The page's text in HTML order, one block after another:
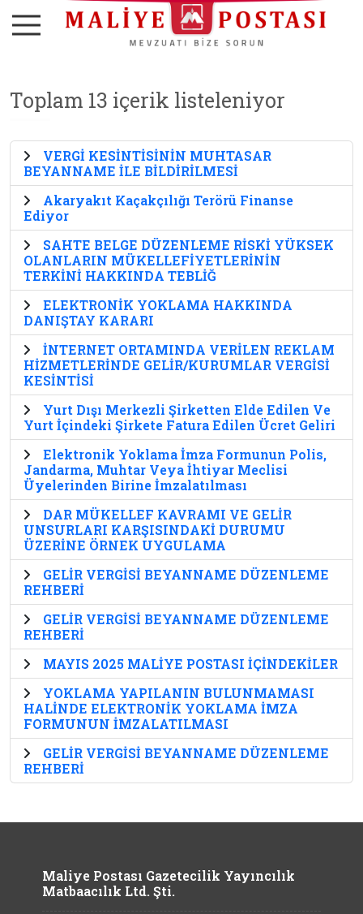
Toplam 13 içerik listeleniyor
VERGİ KESİNTİSİNİN MUHTASAR
BEYANNAME İLE BİLDİRİLMESİ
Akaryakıt Kaçakçılığı Terörü Finanse
Ediyor
SAHTE BELGE DÜZENLEME RİSKİ YÜKSEK
OLANLARIN MÜKELLEFİYETLERİNİN
TERKİNİ HAKKINDA TEBLİĞ
ELEKTRONİK YOKLAMA HAKKINDA
DANIŞTAY KARARI
İNTERNET ORTAMINDA VERİLEN REKLAM
HİZMETLERİNDE GELİR/KURUMLAR VERGİSİ
KESİNTİSİ
Yurt Dışı Merkezli Şirketten Elde Edilen Ve
Yurt İçindeki Şirkete Fatura Edilen Ücret Geliri
Elektronik Yoklama İmza Formunun Polis,
Jandarma, Muhtar Veya İhtiyar Meclisi
Üyelerinden Birine İmzalatılması
DAR MÜKELLEF KAVRAMI VE GELİR
UNSURLARI KARŞISINDAKİ DURUMU
ÜZERİNE ÖRNEK UYGULAMA
GELİR VERGİSİ BEYANNAME DÜZENLEME
REHBERİ
GELİR VERGİSİ BEYANNAME DÜZENLEME
REHBERİ
MAYIS 2025 MALİYE POSTASI İÇİNDEKİLER
YOKLAMA YAPILANIN BULUNMAMASI
HALİNDE ELEKTRONİK YOKLAMA İMZA
FORMUNUN İMZALATILMASI
GELİR VERGİSİ BEYANNAME DÜZENLEME
REHBERİ
Maliye Postası Gazetecilik Yayıncılık
Matbaacılık Ltd. Şti.